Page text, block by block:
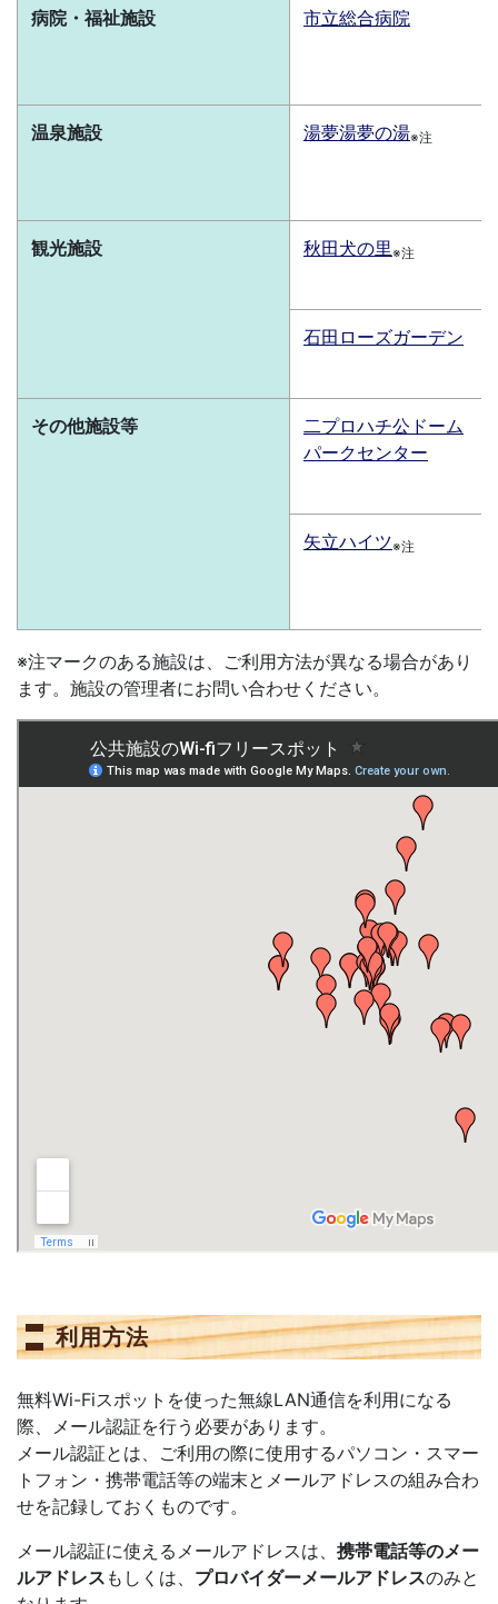
病院・福祉施設 市立総合病院
温泉施設 湯夢湯夢の湯※注
観光施設 秋田犬の里※注
石田ローズガーデン
その他施設等
二プロハチ公ドーム
パークセンター
矢立ハイツ※注
※注マークのある施設は、ご利用方法が異なる場合があり
ます。施設の管理者にお問い合わせください。
利用方法
無料Wi-Fiスポットを使った無線LAN通信を利用になる
際、メール認証を行う必要があります。
メール認証とは、ご利用の際に使用するパソコン・スマー
トフォン・携帯電話等の端末とメールアドレスの組み合わ
せを記録しておくものです。
メール認証に使えるメールアドレスは、 携帯電話等のメー
ルアドレス もしくは、 プロバイダーメールアドレスのみと